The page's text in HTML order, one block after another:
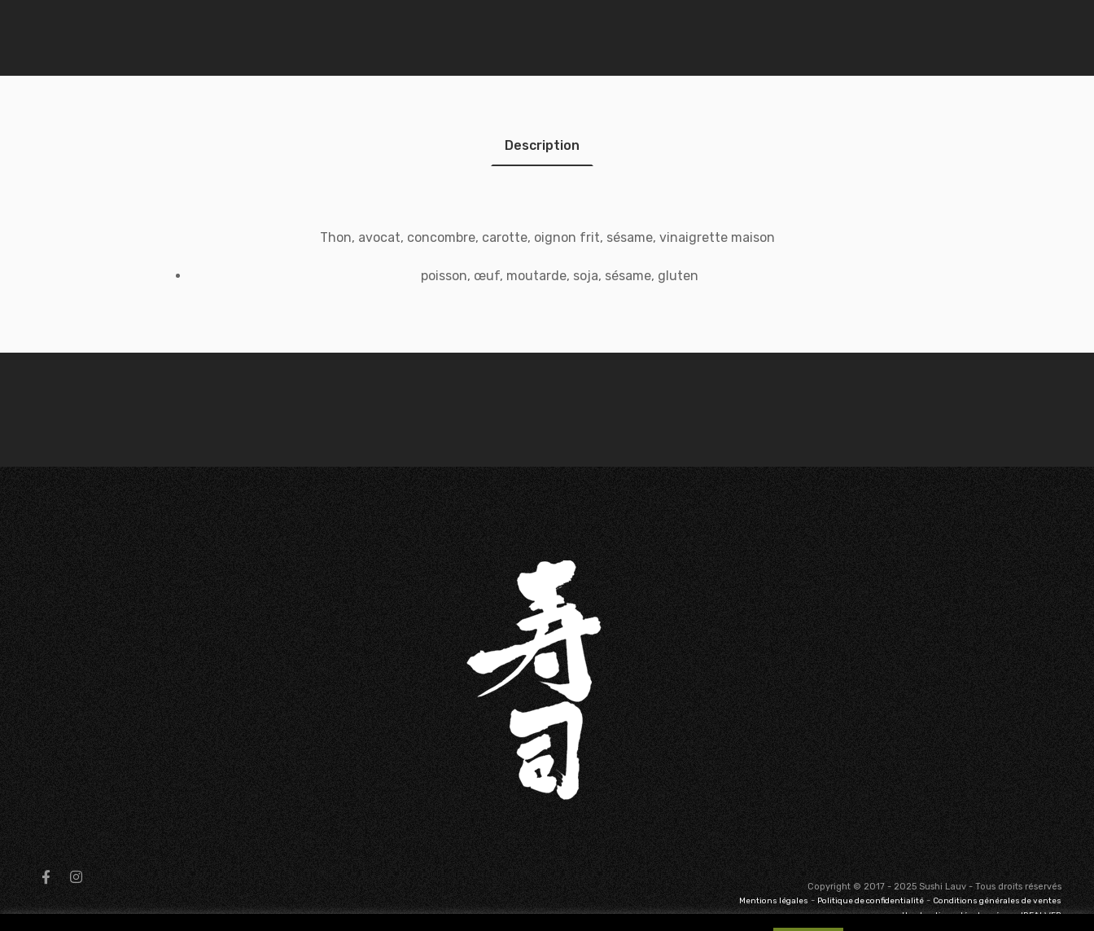
Description
Thon, avocat, concombre, carotte, oignon frit, sésame, vinaigrette maison
poisson, œuf, moutarde, soja, sésame, gluten
Copyright © 2017 - 2025 Sushi Lauv - Tous droits réservés
Mentions légales - Politique de confidentialité - Conditions générales de ventes
Une boutique développée par IDEALWEB